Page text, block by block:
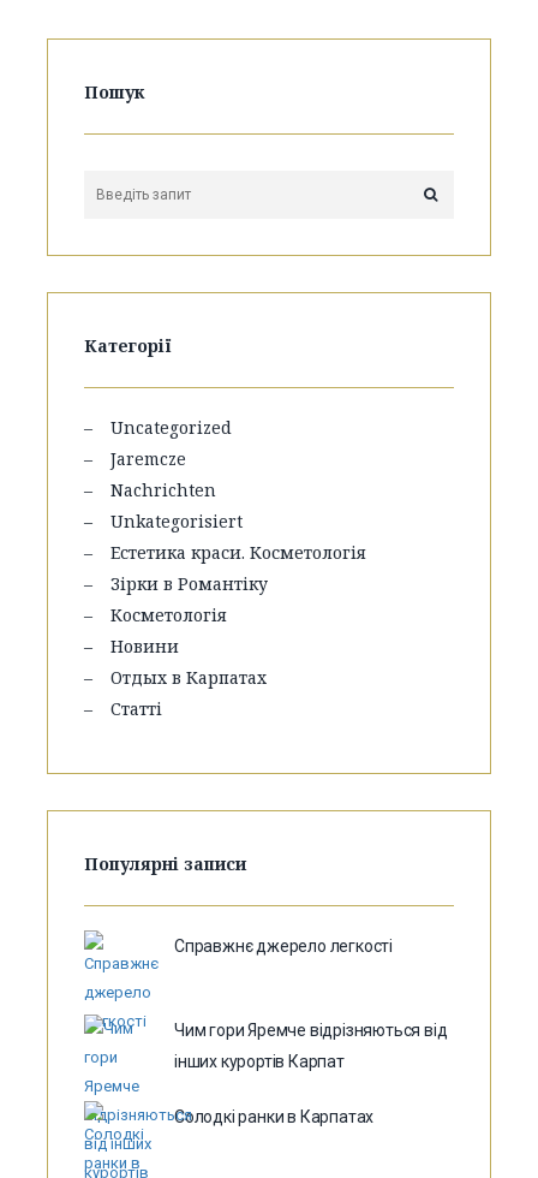
Пошук
Категорії
Uncategorized
Jaremcze
Nachrichten
Unkategorisiert
Естетика краси. Косметологія
Зірки в Романтіку
Косметологія
Новини
Отдых в Карпатах
Статті
Популярні записи
Справжнє джерело легкості
Чим гори Яремче відрізняються від
інших курортів Карпат
Солодкі ранки в Карпатах